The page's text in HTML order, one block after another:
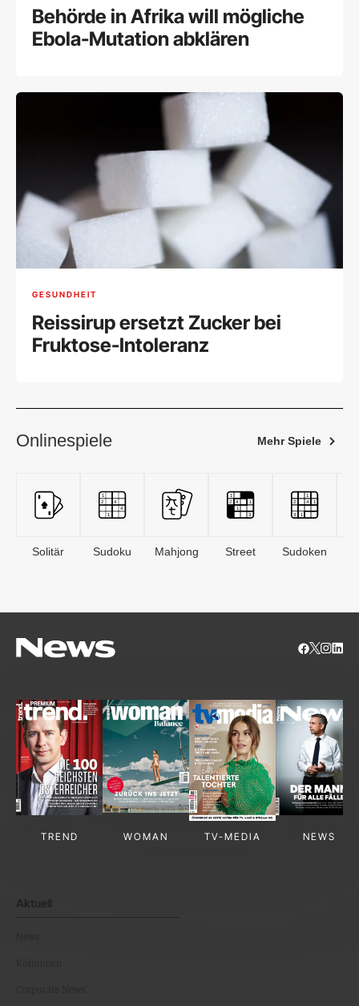
Behörde in Afrika will mögliche
Ebola-Mutation abklären
GESUNDHEIT
Reissirup ersetzt Zucker bei
Fruktose-Intoleranz
Onlinespiele Mehr Spiele
Solitär Sudoku Mahjong Street Sudoken
TREND WOMAN TV-MEDIA NEWS